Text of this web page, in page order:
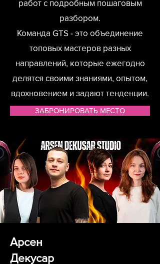
работ с подробным пошаговым
разбором.
Команда GTS - это объединение
топовых мастеров разных
направлений, которые ежегодно
делятся своими знаниями, опытом,
вдохновением и задают тенденции.
ЗАБРОНИРОВАТЬ МЕСТО
Арсен
Декусар